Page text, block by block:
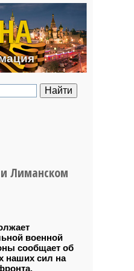
содержанию
Лиманском
военной
сообщает об
наших сил на